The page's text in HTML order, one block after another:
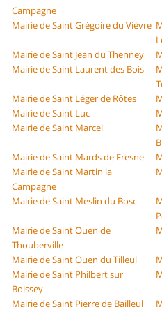
Campagne
Mairie de Saint Grégoire du Vièvre
Mairie de Saint Jean du Thenney
Mairie de Saint Laurent des Bois
Mairie de Saint Léger de Rôtes
Mairie de Saint Luc
Mairie de Saint Marcel
Mairie de Saint Mards de Fresne
Mairie de Saint Martin la
Campagne
Mairie de Saint Meslin du Bosc
Mairie de Saint Ouen de
Thouberville
Mairie de Saint Ouen du Tilleul
Mairie de Saint Philbert sur
Boissey
Mairie de Saint Pierre de Bailleul